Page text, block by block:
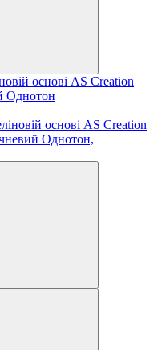
основі AS Creation
Однотон